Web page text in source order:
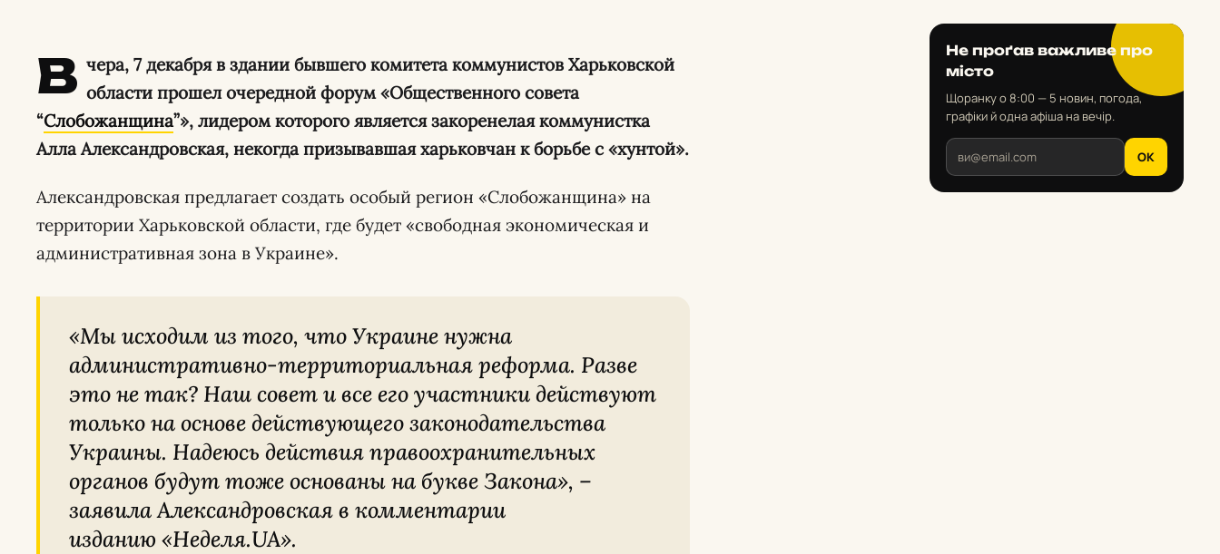
В чера, 7 декабря в здании бывшего комитета коммунистов Харьковской
области прошел очередной форум «Общественного совета
“Слобожанщина”», лидером которого является закоренелая коммунистка
Алла Александровская, некогда призывавшая харьковчан к борьбе с «хунтой».
Александровская предлагает создать особый регион «Слобожанщина» на
территории Харьковской области, где будет «свободная экономическая и
административная зона в Украине».
«Мы исходим из того, что Украине нужна
административно-территориальная реформа. Разве
это не так? Наш совет и все его участники действуют
только на основе действующего законодательства
Украины. Надеюсь действия правоохранительных
органов будут тоже основаны на букве Закона», –
заявила Александровская в комментарии
изданию «Неделя.UA».
Не проґав важливе про
місто
Щоранку о 8:00 — 5 новин, погода,
графіки й одна афіша на вечір.
OK